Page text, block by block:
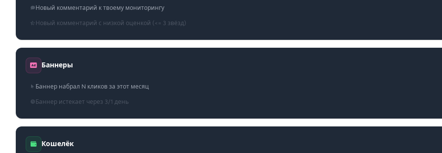
Новый комментарий к твоему мониторингу
Новый комментарий с низкой оценкой (<= 3 звёзд)
Баннеры
Баннер набрал N кликов за этот месяц
Баннер истекает через 3/1 день
Кошелёк